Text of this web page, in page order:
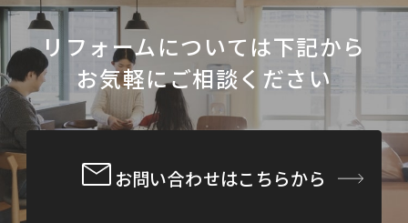
リフォームについては下記から
お気軽にご相談ください
お問い合わせはこちらから